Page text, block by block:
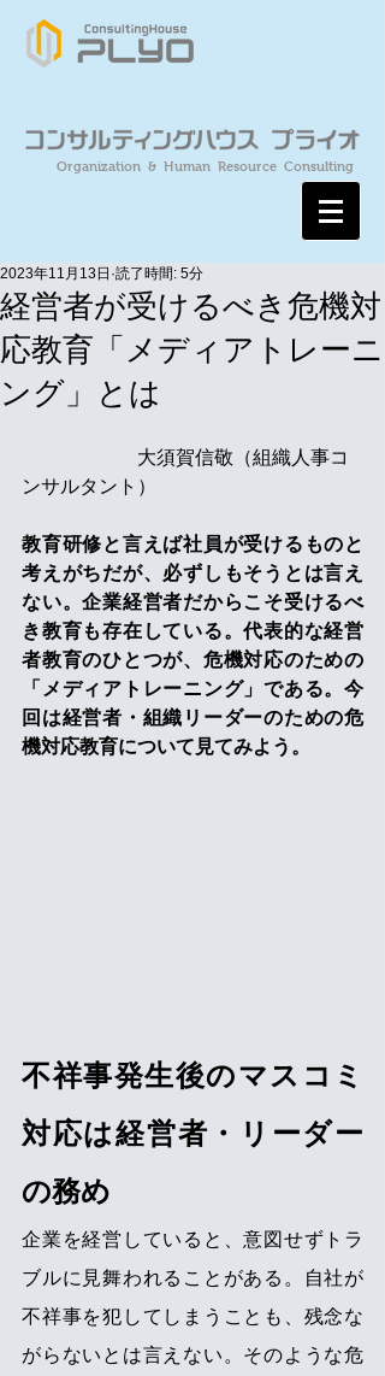
Organization & Human Resource Consulting
経営者が受けるべき危機対
応教育「メディアトレーニ
ング」とは
2023年11月13日 読了時間: 5分
大須賀信敬（組織人事コ
ンサルタント）
教育研修と言えば社員が受けるものと
考えがちだが、必ずしもそうとは言え
ない。企業経営者だからこそ受けるべ
き教育も存在している。代表的な経営
者教育のひとつが、危機対応のための
「メディアトレーニング」である。今
回は経営者・組織リーダーのための危
機対応教育について見てみよう。
不祥事発生後のマスコミ
対応は経営者・リーダー
の務め
企業を経営していると、意図せずトラ
ブルに見舞われることがある。自社が
不祥事を犯してしまうことも、残念な
がらないとは言えない。そのような危